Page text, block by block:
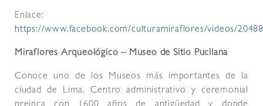
Enlace:
https://www.facebook.com/culturamiraflores/videos/
Miraflores Arqueológico – Museo de Sitio Pucllana
Conoce uno de los Museos más importantes de la
ciudad de Lima. Centro administrativo y ceremonial